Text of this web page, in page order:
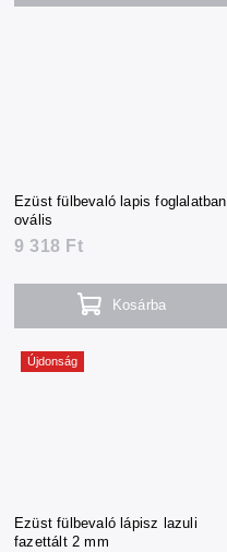
Ezüst fülbevaló lapis foglalatban
ovális
9 318 Ft
Kosárba
Újdonság
Ezüst fülbevaló lápisz lazuli
fazettált 2 mm